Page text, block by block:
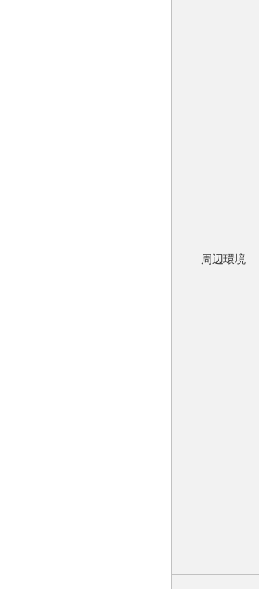
周辺環境